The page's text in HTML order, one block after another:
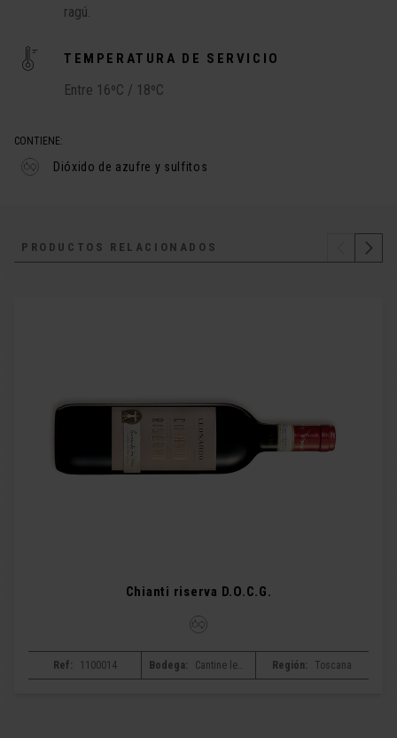
ragú.
TEMPERATURA DE SERVICIO
Entre 16ºC / 18ºC
CONTIENE:
Dióxido de azufre y sulfitos
PRODUCTOS RELACIONADOS
Chianti riserva D.O.C.G.
Ref: 1100014 Bodega: Cantine leonardo da vinci Región: Toscana